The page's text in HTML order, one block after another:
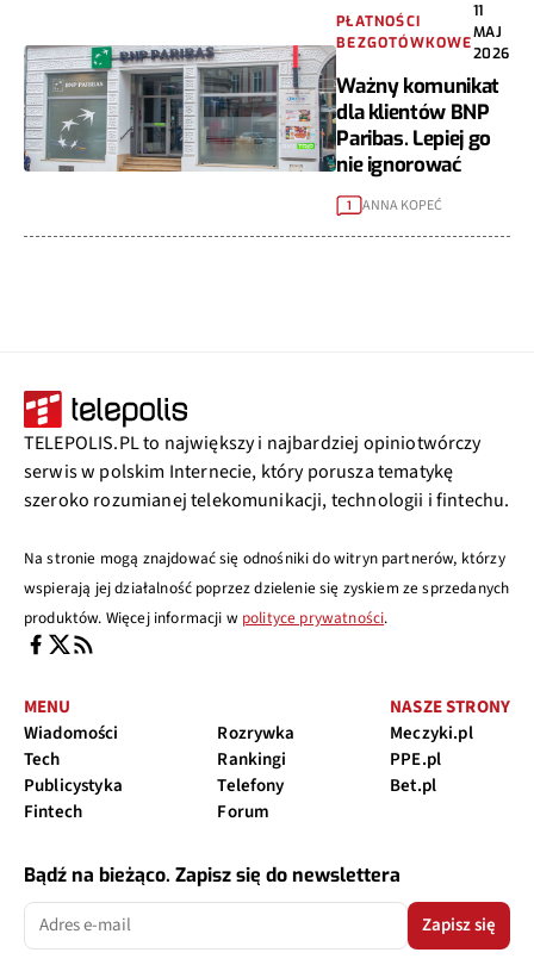
PŁATNOŚCI
BEZGOTÓWKOWE
11
MAJ
2026
Ważny komunikat
dla klientów BNP
Paribas. Lepiej go
nie ignorować
1 ANNA KOPEĆ
TELEPOLIS.PL to największy i najbardziej opiniotwórczy
serwis w polskim Internecie, który porusza tematykę
szeroko rozumianej telekomunikacji, technologii i fintechu.
Na stronie mogą znajdować się odnośniki do witryn partnerów, którzy
wspierają jej działalność poprzez dzielenie się zyskiem ze sprzedanych
produktów. Więcej informacji w polityce prywatności.
MENU
Wiadomości
Tech
Publicystyka
Fintech
Rozrywka
Rankingi
Telefony
Forum
NASZE STRONY
Meczyki.pl
PPE.pl
Bet.pl
Bądź na bieżąco. Zapisz się do newslettera
Zapisz się